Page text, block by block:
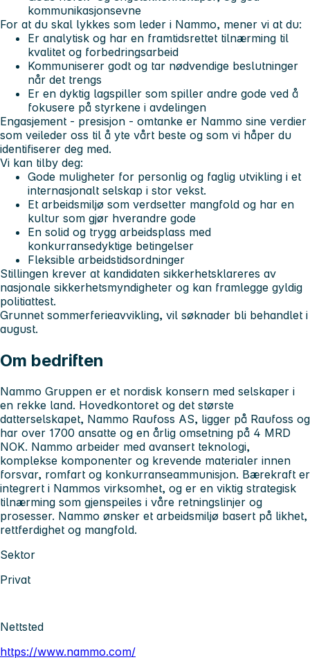
kommunikasjonsevne
For at du skal lykkes som leder i Nammo, mener vi at du:
Er analytisk og har en framtidsrettet tilnærming til
kvalitet og forbedringsarbeid
Kommuniserer godt og tar nødvendige beslutninger
når det trengs
Er en dyktig lagspiller som spiller andre gode ved å
fokusere på styrkene i avdelingen
Engasjement - presisjon - omtanke er Nammo sine verdier
som veileder oss til å yte vårt beste og som vi håper du
identifiserer deg med.
Vi kan tilby deg:
Gode muligheter for personlig og faglig utvikling i et
internasjonalt selskap i stor vekst.
Et arbeidsmiljø som verdsetter mangfold og har en
kultur som gjør hverandre gode
En solid og trygg arbeidsplass med
konkurransedyktige betingelser
Fleksible arbeidstidsordninger
Stillingen krever at kandidaten sikkerhetsklareres av
nasjonale sikkerhetsmyndigheter og kan framlegge gyldig
politiattest.
Grunnet sommerferieavvikling, vil søknader bli behandlet i
august.
Om bedriften
Nammo Gruppen er et nordisk konsern med selskaper i
en rekke land. Hovedkontoret og det største
datterselskapet, Nammo Raufoss AS, ligger på Raufoss og
har over 1700 ansatte og en årlig omsetning på 4 MRD
NOK. Nammo arbeider med avansert teknologi,
komplekse komponenter og krevende materialer innen
forsvar, romfart og konkurranseammunisjon. Bærekraft er
integrert i Nammos virksomhet, og er en viktig strategisk
tilnærming som gjenspeiles i våre retningslinjer og
prosesser. Nammo ønsker et arbeidsmiljø basert på likhet,
rettferdighet og mangfold.
Sektor
Privat
Nettsted
https://www.nammo.com/